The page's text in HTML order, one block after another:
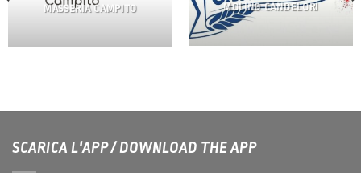
MASSERIA CAMPITO MOLINO CANDELORI
SCARICA L'APP / DOWNLOAD THE APP